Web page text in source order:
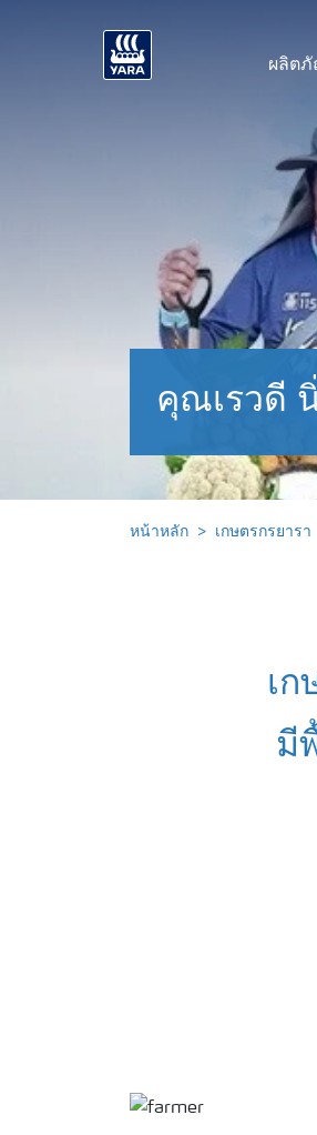
ผลิต
คุณเรวดี
หน้าหลัก เกษตรกรยารา
เ
มี